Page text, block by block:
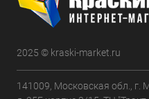
2025 © kraski-market.ru
141009, Московская обл., г.